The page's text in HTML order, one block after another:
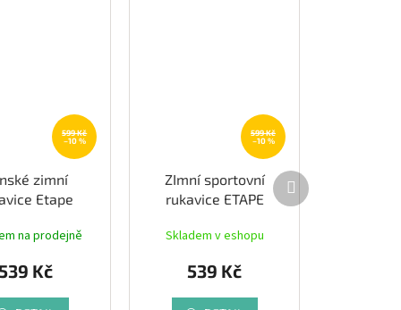
599 Kč
–10 %
zimní
Etape
na prodejně
Kč
599 Kč
–10 %
ZImní sportovní
rukavice ETAPE
Skladem v eshopu
539 Kč
Další
produkt